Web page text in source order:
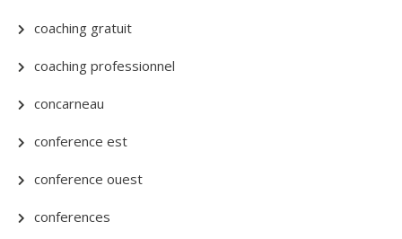
coaching gratuit
coaching professionnel
concarneau
conference est
conference ouest
conferences